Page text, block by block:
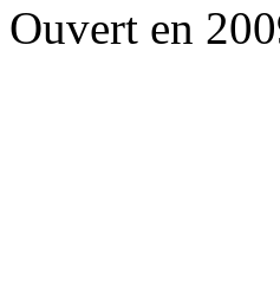
Ouvert en